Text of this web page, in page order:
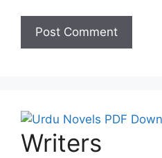
Writers